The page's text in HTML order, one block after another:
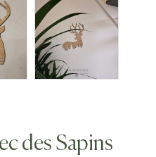
des Sapins